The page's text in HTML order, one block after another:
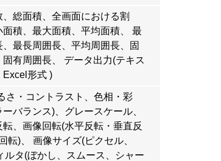
、総面積、全画面における割
面積、最大面積、平均面積、 最
、最長周囲長、平均周囲長、固
固有周囲長、 データ出力(テキス
Excel形式 )
さ・コントラスト、色相・彩
ーバランス)、グレースケール、
転、画像回転(水平反転・垂直反
転)、 画像サイズ(ピクセル、
ルタ(ぼかし、スムース、シャー